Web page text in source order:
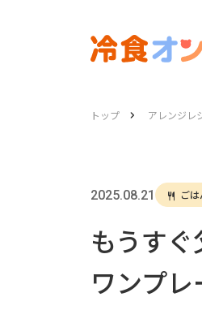
トップ アレンジレ
2025.08.21 ご
もうすぐ
ワンプ